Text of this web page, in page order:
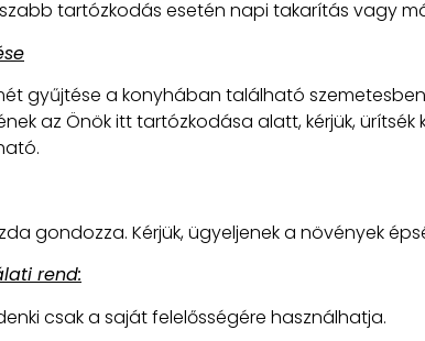
tartózkodás esetén napi takarítás vagy
gyűjtése a konyhában található
az Önök itt tartózkodása alatt, kérjük,
gondozza. Kérjük, ügyeljenek a növények
rend:
csak a saját felelősségére használhatja.